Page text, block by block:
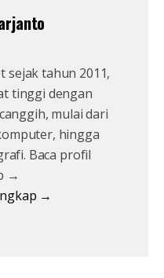
sejak tahun 2011,
tinggi dengan
mulai dari
hingga
Baca profil
→
→